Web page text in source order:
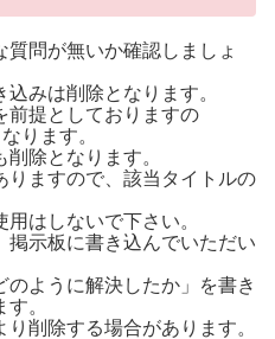
問が無いか確認しましょ
みは削除となります。
提としておりますの
ります。
除となります。
ますので、該当タイトルの
はしないで下さい。
示板に書き込んでいただい
ように解決したか」を書き
。
削除する場合があります。